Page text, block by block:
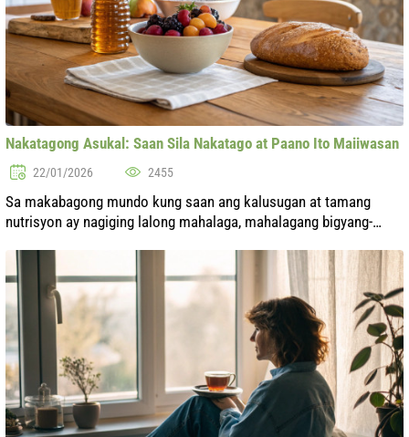
Nakatagong Asukal: Saan Sila Nakatago at Paano Ito Maiiwasan
22/01/2026 2455
Sa makabagong mundo kung saan ang kalusugan at tamang
nutrisyon ay nagiging lalong mahalaga, mahalagang bigyang-
kundi pati na rin ang kani...